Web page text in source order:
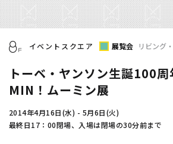
イベントスクエア 展覧会 リビング
トーベ・ヤンソン生誕100
MIN！ムーミン展
2014年4月16日(水) - 5月6日(火)
最終日17：00閉場、入場は閉場の30分前まで